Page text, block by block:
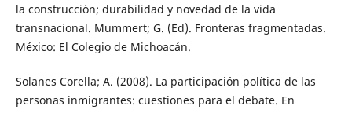
la construcción; durabilidad y novedad de la vida
transnacional. Mummert; G. (Ed). Fronteras fragmentadas.
México: El Colegio de Michoacán.
Solanes Corella; A. (2008). La participación política de las
personas inmigrantes: cuestiones para el debate. En